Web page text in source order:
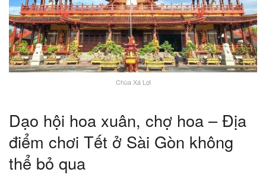
Chùa Xá Lợi
Dạo hội hoa xuân, chợ hoa – Địa
điểm chơi Tết ở Sài Gòn không
thể bỏ qua